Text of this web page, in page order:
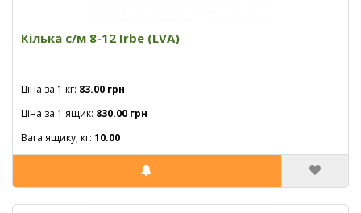
Кілька с/м 8-12 Irbe (LVA)
Ціна за 1 кг: 83.00 грн
Ціна за 1 ящик: 830.00 грн
Вага ящику, кг: 10.00